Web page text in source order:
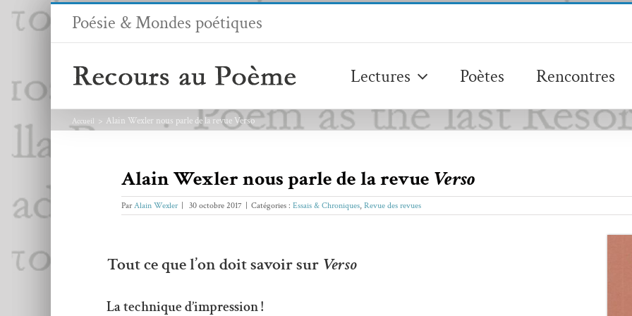
Passer
Poésie & Mondes poétiques
Lectures Poètes Rencontres
Accueil Alain Wexler nous parle de la revue Verso
Alain Wexler nous parle de la revue Verso
ParAlain Wexler 30 octobre 2017 Catégories : Essais & Chroniques, Revue des revues
Tout ce que l’on doit savoir sur Verso
La technique d’impression !